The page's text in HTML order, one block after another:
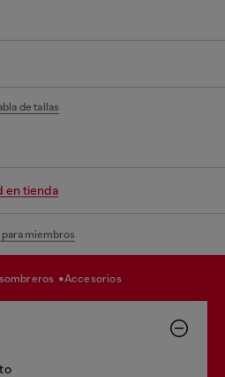
de tallas
en tienda
miembros
sombreros accesorios